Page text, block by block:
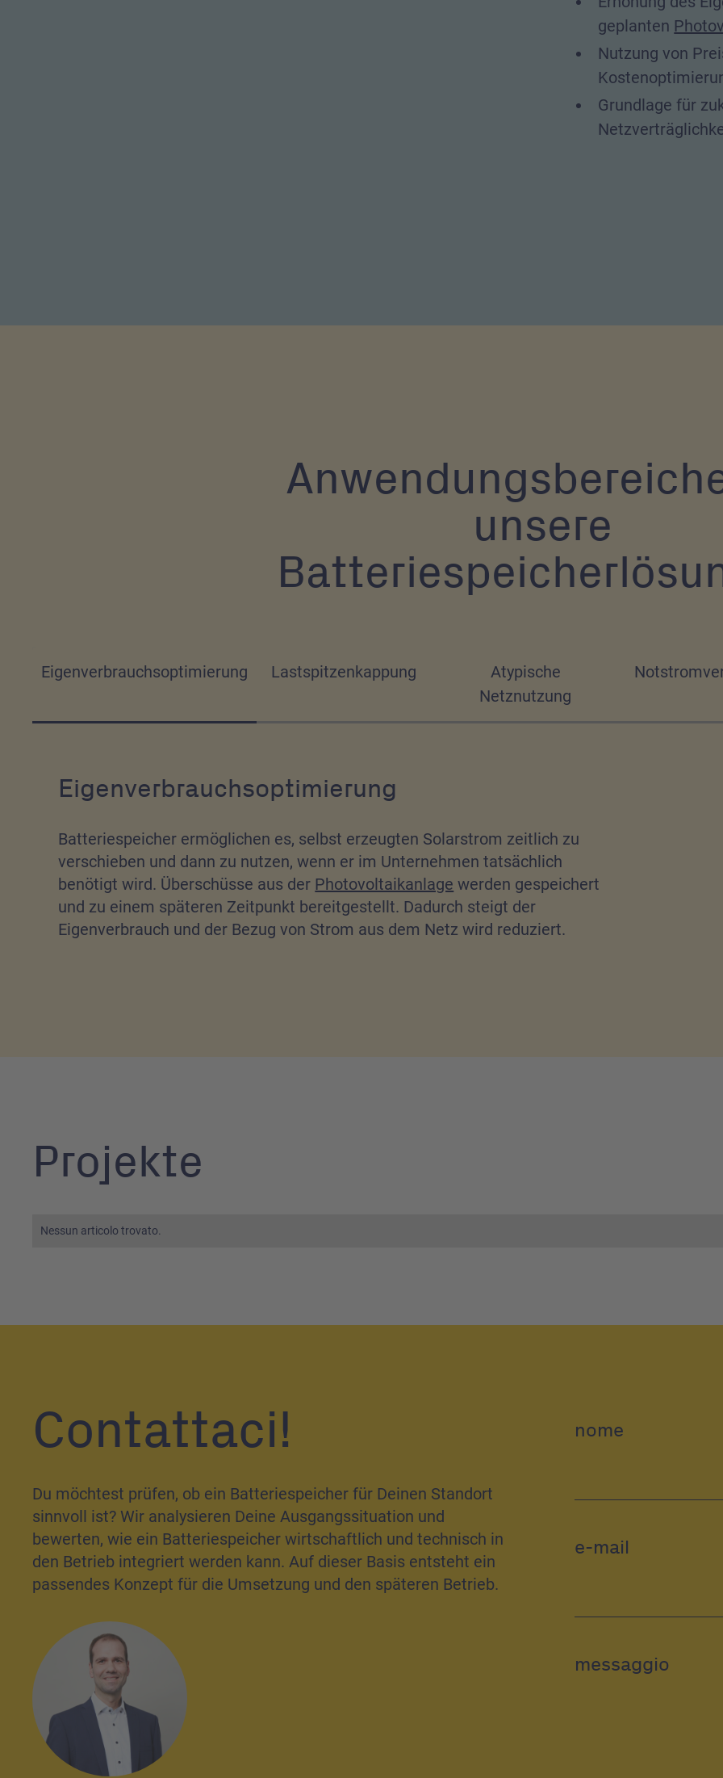
geplanten
Nutzung von
Grundlage für
unsere
Eigenverbrauchsoptimierung Lastspitzenkappung
Atypische
Netznutzung
Eigenverbrauchsoptimierung
Batteriespeicher ermöglichen es, selbst erzeugten Solarstrom zeitlich zu
verschieben und dann zu nutzen, wenn er im Unternehmen tatsächlich
benötigt wird. Überschüsse aus der Photovoltaikanlage werden gespeichert
und zu einem späteren Zeitpunkt bereitgestellt. Dadurch steigt der
Eigenverbrauch und der Bezug von Strom aus dem Netz wird reduziert.
Projekte
Nessun articolo trovato.
Contattaci!
Du möchtest prüfen, ob ein Batteriespeicher für Deinen Standort
sinnvoll ist? Wir analysieren Deine Ausgangssituation und
bewerten, wie ein Batteriespeicher wirtschaftlich und technisch in
den Betrieb integriert werden kann. Auf dieser Basis entsteht ein
passendes Konzept für die Umsetzung und den späteren Betrieb.
nome
e-mail
messaggio